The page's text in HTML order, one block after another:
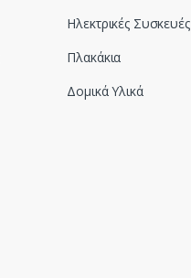
Ηλεκτρικές Συσκευές
Πλακάκια
Δομικά Υλικά